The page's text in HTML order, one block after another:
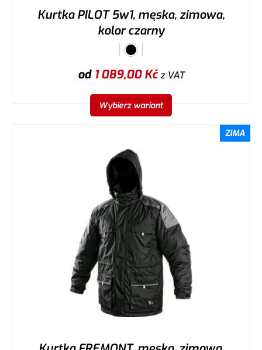
Kurtka PILOT 5w1, męska, zimowa,
kolor czarny
od 1 089,00Kčz VAT
Wybierz wariant
ZIMA